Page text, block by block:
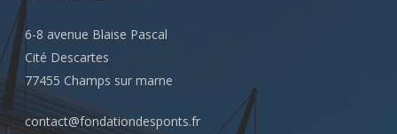
6-8 avenue Blaise Pascal
Cité Descartes
77455 Champs sur marne
contact@fondationdesponts.fr